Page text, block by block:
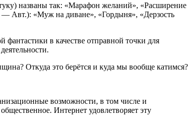
названы так: «Марафон желаний», «Расширение
Авт.): «Муж на диване», «Гордыня», «Дерзость
в качестве отправной точки для
Откуда это берётся и куда мы вообще катимся?
возможности, в том числе и
Интернет удовлетворяет эту